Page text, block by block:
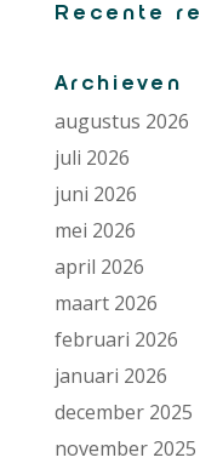
Recente
Archieven
augustus 2026
juli 2026
juni 2026
mei 2026
april 2026
maart 2026
februari 2026
januari 2026
december 2025
november 2025